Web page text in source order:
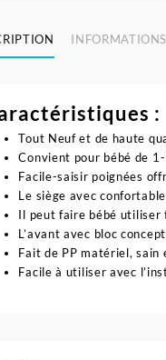
:
Tout Neuf et de haute
Convient pour bébé de
Facile-saisir poignées
Le siège avec
Il peut faire bébé utiliser
L’avant avec bloc
Fait de PP matériel, sain
Facile à utiliser avec